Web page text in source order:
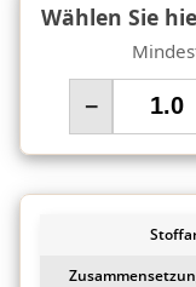
Wählen Sie
−